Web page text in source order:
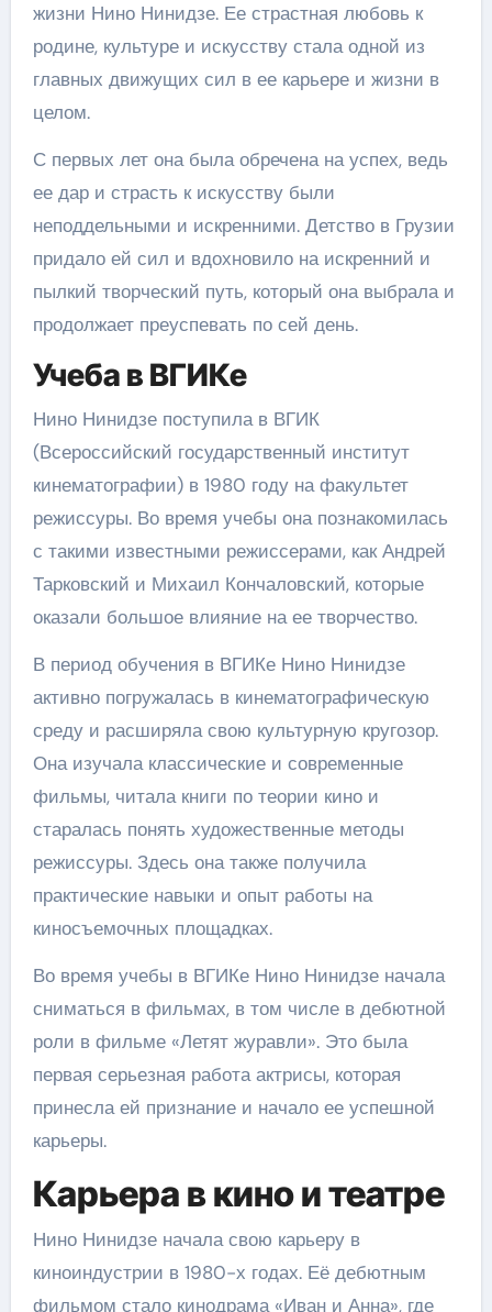
жизни Нино Нинидзе. Ее страстная любовь к
родине, культуре и искусству стала одной из
главных движущих сил в ее карьере и жизни в
целом.
С первых лет она была обречена на успех, ведь
ее дар и страсть к искусству были
неподдельными и искренними. Детство в Грузии
придало ей сил и вдохновило на искренний и
пылкий творческий путь, который она выбрала и
продолжает преуспевать по сей день.
Учеба в ВГИКе
Нино Нинидзе поступила в ВГИК
(Всероссийский государственный институт
кинематографии) в 1980 году на факультет
режиссуры. Во время учебы она познакомилась
с такими известными режиссерами, как Андрей
Тарковский и Михаил Кончаловский, которые
оказали большое влияние на ее творчество.
В период обучения в ВГИКе Нино Нинидзе
активно погружалась в кинематографическую
среду и расширяла свою культурную кругозор.
Она изучала классические и современные
фильмы, читала книги по теории кино и
старалась понять художественные методы
режиссуры. Здесь она также получила
практические навыки и опыт работы на
киносъемочных площадках.
Во время учебы в ВГИКе Нино Нинидзе начала
сниматься в фильмах, в том числе в дебютной
роли в фильме «Летят журавли». Это была
первая серьезная работа актрисы, которая
принесла ей признание и начало ее успешной
карьеры.
Карьера в кино и театре
Нино Нинидзе начала свою карьеру в
киноиндустрии в 1980-х годах. Её дебютным
фильмом стало кинодрама «Иван и Анна», где